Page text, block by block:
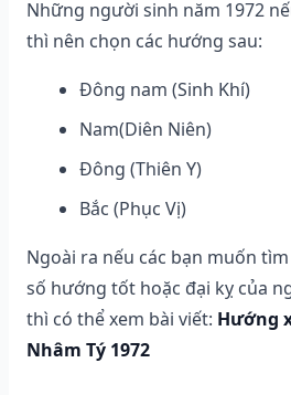
Những người sinh năm 1972
thì nên chọn các hướng sau:
Đông nam (Sinh Khí)
Nam(Diên Niên)
Đông (Thiên Y)
Bắc (Phục Vị)
Ngoài ra nếu các bạn muốn
số hướng tốt hoặc đại kỵ của
thì có thể xem bài viết: Hướng
Nhâm Tý 1972